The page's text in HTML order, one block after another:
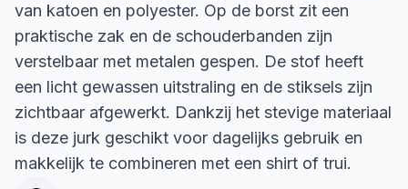
van katoen en polyester. Op de borst zit een
praktische zak en de schouderbanden zijn
verstelbaar met metalen gespen. De stof heeft
een licht gewassen uitstraling en de stiksels zijn
zichtbaar afgewerkt. Dankzij het stevige materiaal
is deze jurk geschikt voor dagelijks gebruik en
makkelijk te combineren met een shirt of trui.